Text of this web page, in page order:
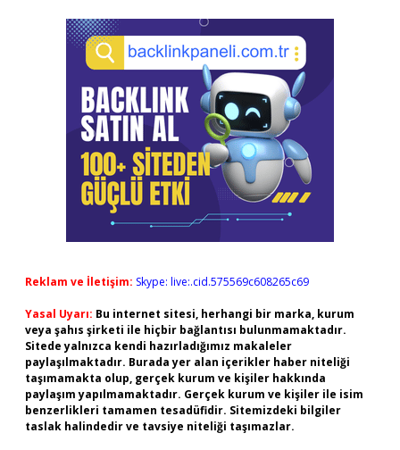
Reklam ve İletişim: Skype: live:.cid.575569c608265c69
Yasal Uyarı: Bu internet sitesi, herhangi bir marka, kurum
veya şahıs şirketi ile hiçbir bağlantısı bulunmamaktadır.
Sitede yalnızca kendi hazırladığımız makaleler
paylaşılmaktadır. Burada yer alan içerikler haber niteliği
taşımamakta olup, gerçek kurum ve kişiler hakkında
paylaşım yapılmamaktadır. Gerçek kurum ve kişiler ile isim
benzerlikleri tamamen tesadüfidir. Sitemizdeki bilgiler
taslak halindedir ve tavsiye niteliği taşımazlar.